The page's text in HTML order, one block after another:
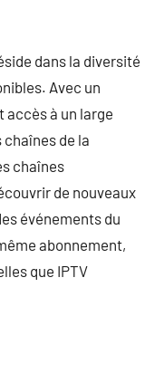
dans la diversité
Avec un
accès à un large
de la
chaînes
de nouveaux
événements du
abonnement,
que IPTV